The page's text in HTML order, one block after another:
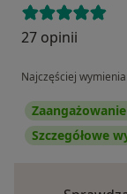
27 opinii
Najczęściej
Szczegółowe